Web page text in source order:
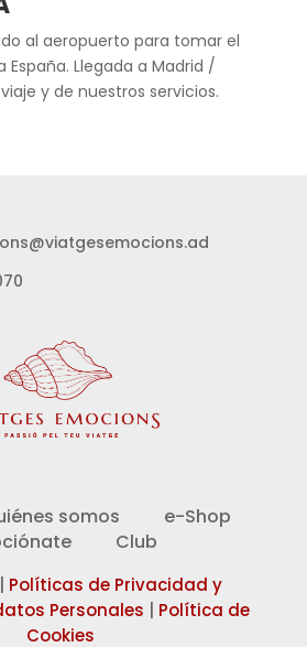
al aeropuerto para tomar el
España. Llegada a Madrid /
y de nuestros servicios.
somos
e-Shop
Club
Políticas de Privacidad y
Personales
Política de
Cookies